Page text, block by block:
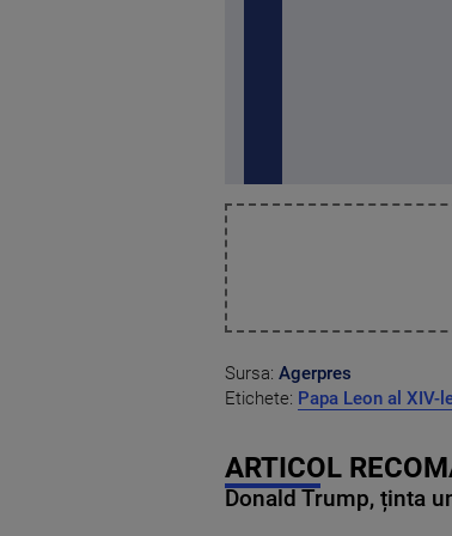
Sursa: Agerpres
Etichete: Papa Leon al XIV-
ARTICOL
Donald Trump, ținta